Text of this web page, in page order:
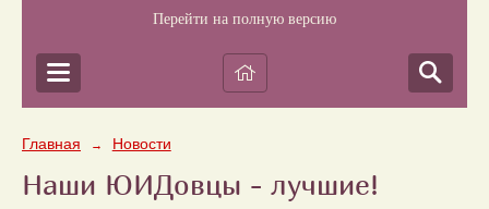
Перейти на полную версию
Главная → Новости
Наши ЮИДовцы - лучшие!